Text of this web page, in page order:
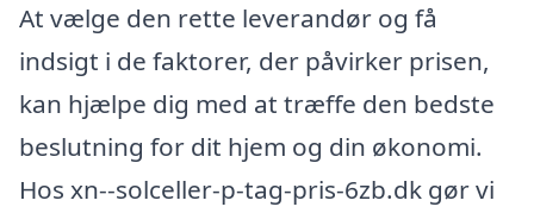
At vælge den rette leverandør og få
indsigt i de faktorer, der påvirker prisen,
kan hjælpe dig med at træffe den bedste
beslutning for dit hjem og din økonomi.
Hos xn--solceller-p-tag-pris-6zb.dk gør vi